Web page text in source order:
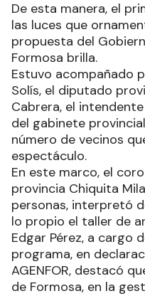
De esta manera, el
las luces que
propuesta del
Formosa brilla.
Estuvo acompañado
Solís, el diputado
Cabrera, el
del gabinete
número de vecinos
espectáculo.
En este marco, el
provincia Chiquita
personas, interpretó
lo propio el taller de
Edgar Pérez, a cargo
programa, en
AGENFOR, destacó
de Formosa, en la